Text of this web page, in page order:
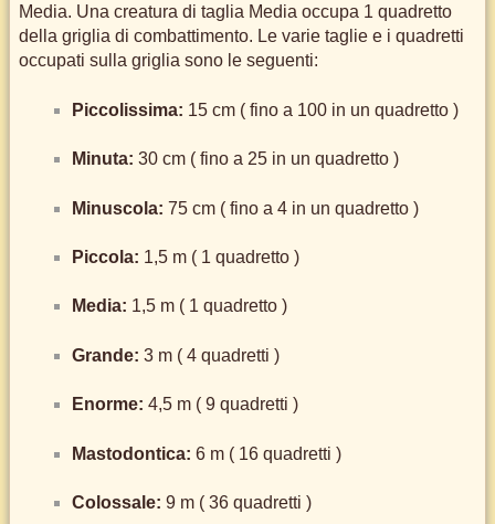
Media. Una creatura di taglia Media occupa 1 quadretto
della griglia di combattimento. Le varie taglie e i quadretti
occupati sulla griglia sono le seguenti:
Piccolissima: 15 cm ( fino a 100 in un quadretto )
Minuta: 30 cm ( fino a 25 in un quadretto )
Minuscola: 75 cm ( fino a 4 in un quadretto )
Piccola: 1,5 m ( 1 quadretto )
Media: 1,5 m ( 1 quadretto )
Grande: 3 m ( 4 quadretti )
Enorme: 4,5 m ( 9 quadretti )
Mastodontica: 6 m ( 16 quadretti )
Colossale: 9 m ( 36 quadretti )